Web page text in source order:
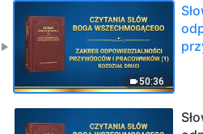
50:36